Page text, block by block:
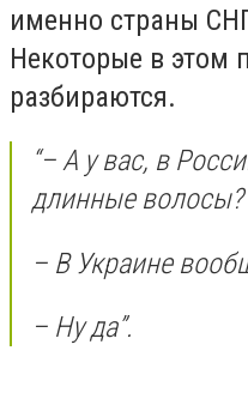
именно страны
Некоторые в этом
разбираются.
“– А у вас, в
длинные волосы?
– В Украине
– Ну да”.